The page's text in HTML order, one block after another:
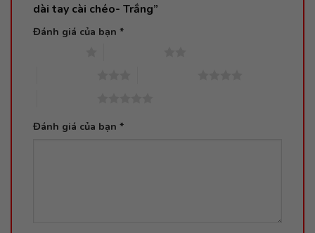
dài tay cài chéo- Trắng”
Đánh giá của bạn *
Đánh giá của bạn *